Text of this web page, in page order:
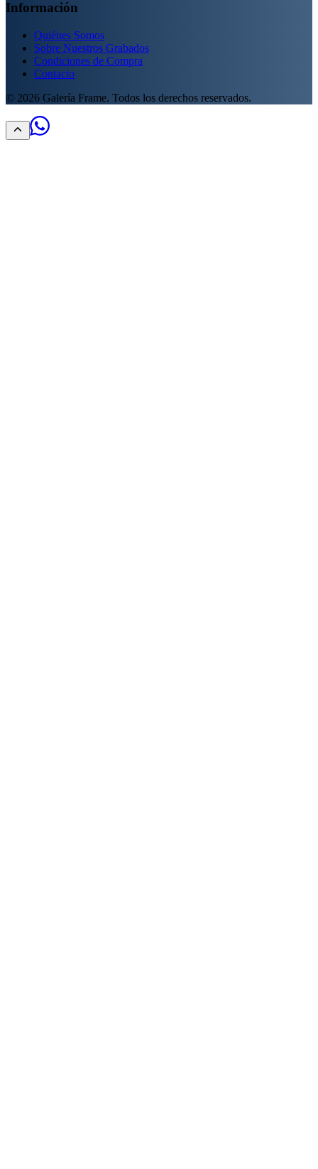
Información
Quiénes Somos
Sobre Nuestros Grabados
Condiciones de Compra
Contacto
© 2026 Galería Frame. Todos los derechos reservados.